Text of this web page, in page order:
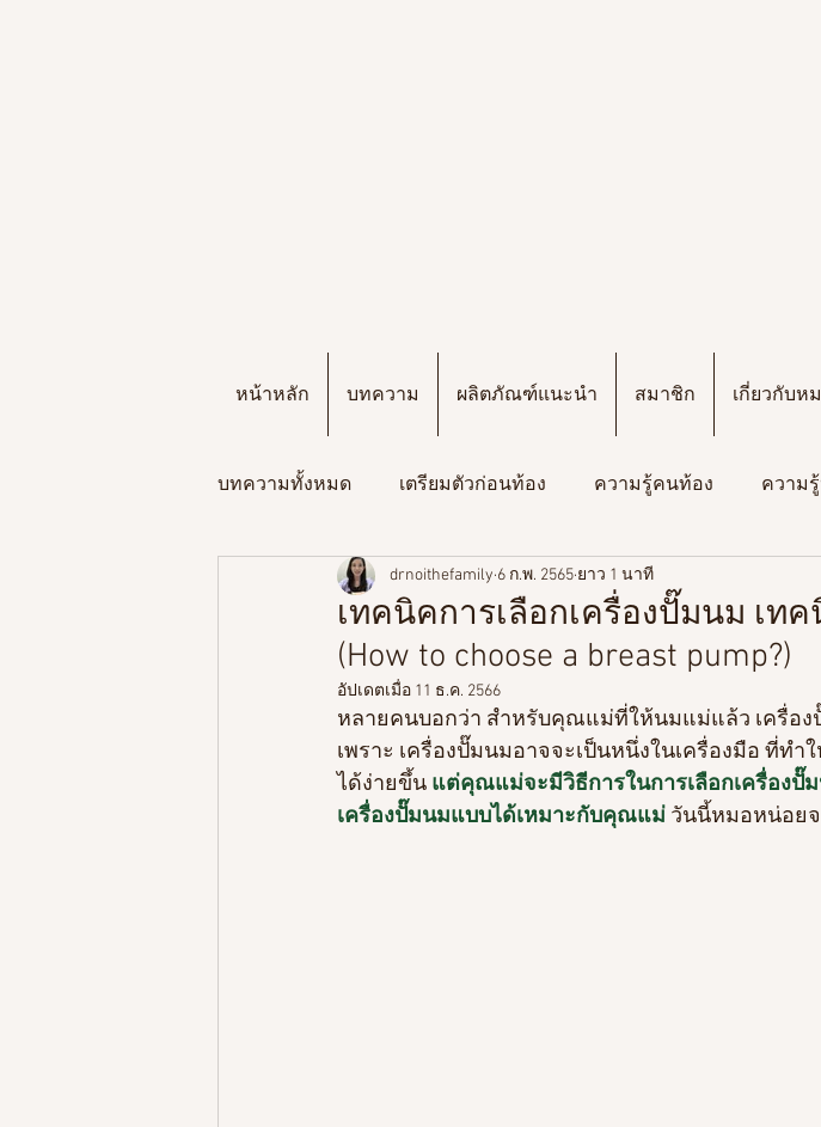
หน้าหลัก บทความ ผลิตภัณฑ์แนะนำ สมาชิก เกี่ยวกับห
บทความทั้งหมด เตรียมตัวก่อนท้อง ความรู้คนท้อง ความ
พัฒนาการตามช่วงวัย ความรู้เกี่ยวกับวิตามิน
สูตรอาหารลูกน้อย
เทคนิคการเลือกเครื่องปั๊มนม เท
(How to choose a breast pump?)
drnoithefamily 6 ก.พ. 2565 ยาว 1 นาที
อัปเดตเมื่อ 11 ธ.ค. 2566
หลายคนบอกว่า สำหรับคุณแม่ที่ให้นมแม่แล้ว เครื่อง
เพราะ เครื่องปั๊มนมอาจจะเป็นหนึ่งในเครื่องมือ ที่ท
ได้ง่ายขึ้น แต่คุณแม่จะมีวิธีการในการเลือกเครื่องปั๊
เครื่องปั๊มนมแบบได้เหมาะกับคุณแม่ วันนี้หมอหน่อยจ